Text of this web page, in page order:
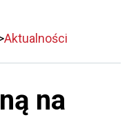
Aktualności
na